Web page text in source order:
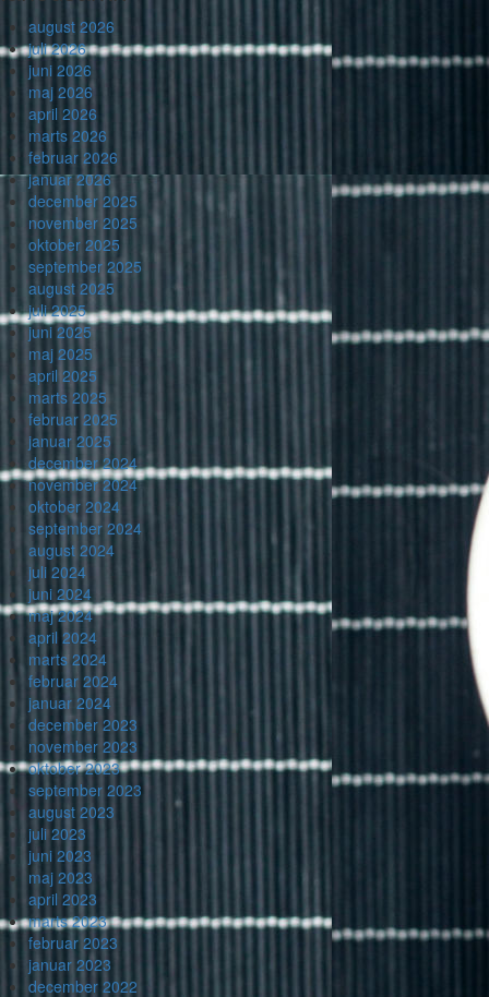
august 2026
juli 2026
juni 2026
maj 2026
april 2026
marts 2026
februar 2026
januar 2026
december 2025
november 2025
oktober 2025
september 2025
august 2025
juli 2025
juni 2025
maj 2025
april 2025
marts 2025
februar 2025
januar 2025
december 2024
november 2024
oktober 2024
september 2024
august 2024
juli 2024
juni 2024
maj 2024
april 2024
marts 2024
februar 2024
januar 2024
december 2023
november 2023
oktober 2023
september 2023
august 2023
juli 2023
juni 2023
maj 2023
april 2023
marts 2023
februar 2023
januar 2023
december 2022